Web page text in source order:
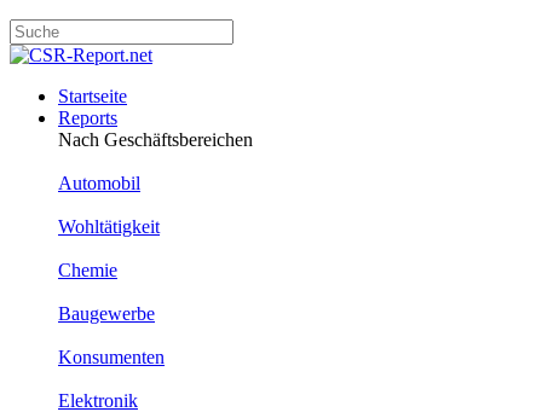
Startseite
Reports
Nach Geschäftsbereichen
Automobil
Wohltätigkeit
Chemie
Baugewerbe
Konsumenten
Elektronik